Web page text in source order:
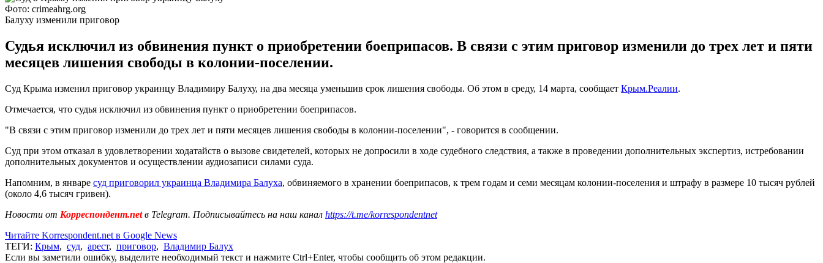
Фото: crimeahrg.org
Балуху изменили приговор
Судья исключил из обвинения пункт о приобретении боеприпасов. В связи с этим приговор изменили до трех лет и пяти
месяцев лишения свободы в колонии-поселении.
Суд Крыма изменил приговор украинцу Владимиру Балуху, на два месяца уменьшив срок лишения свободы. Об этом в среду, 14 марта, сообщает Крым.Реалии.
Отмечается, что судья исключил из обвинения пункт о приобретении боеприпасов.
"В связи с этим приговор изменили до трех лет и пяти месяцев лишения свободы в колонии-поселении", - говорится в сообщении.
Суд при этом отказал в удовлетворении ходатайств о вызове свидетелей, которых не допросили в ходе судебного следствия, а также в проведении дополнительных экспертиз, истребовании
дополнительных документов и осуществлении аудиозаписи силами суда.
Напомним, в январе суд приговорил украинца Владимира Балуха, обвиняемого в хранении боеприпасов, к трем годам и семи месяцам колонии-поселения и штрафу в размере 10 тысяч рублей
(около 4,6 тысяч гривен).
Новости от Корреспондент.netв Telegram. Подписывайтесь на наш канал https://t.me/korrespondentnet
Читайте Korrespondent.net в Google News
ТЕГИ: Крым, суд, арест, приговор, Владимир Балух
Если вы заметили ошибку, выделите необходимый текст и нажмите Ctrl+Enter, чтобы сообщить об этом редакции.